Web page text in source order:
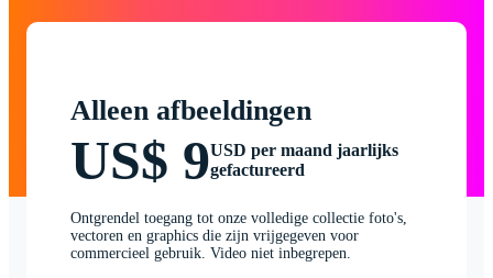
Alleen afbeeldingen
US$ 9USD per maand jaarlijks
gefactureerd
Ontgrendel toegang tot onze volledige collectie foto's,
vectoren en graphics die zijn vrijgegeven voor
commercieel gebruik. Video niet inbegrepen.